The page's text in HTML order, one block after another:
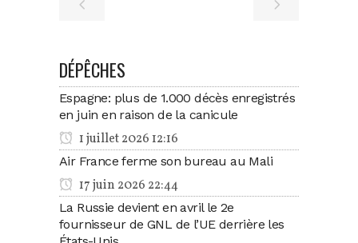
DÉPÊCHES
Espagne: plus de 1.000 décès enregistrés
en juin en raison de la canicule
1 juillet 2026 12:16
Air France ferme son bureau au Mali
17 juin 2026 22:44
La Russie devient en avril le 2e
fournisseur de GNL de l’UE derrière les